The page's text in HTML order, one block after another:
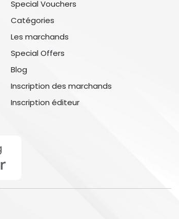
Special Vouchers
Catégories
Les marchands
Special Offers
Blog
Inscription des marchands
Inscription éditeur